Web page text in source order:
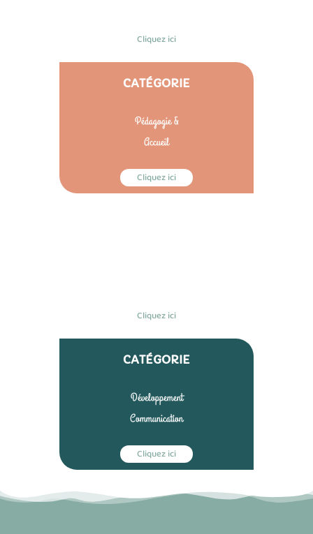
Cliquez ici
CATÉGORIE
Pédagogie &
Accueil
Cliquez ici
Cliquez ici
CATÉGORIE
Développement
Communication
Cliquez ici